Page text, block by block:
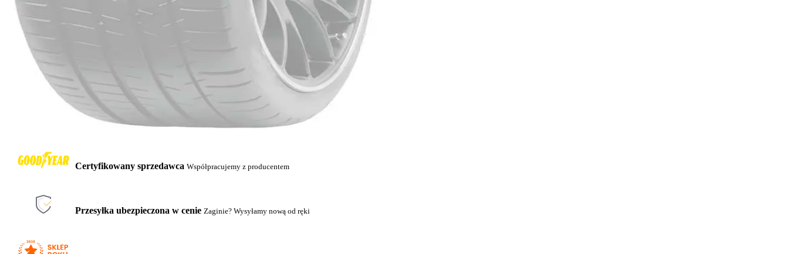
Certyfikowany sprzedawca Współpracujemy z producentem
Przesyłka ubezpieczona w cenie Zaginie? Wysyłamy nową od ręki